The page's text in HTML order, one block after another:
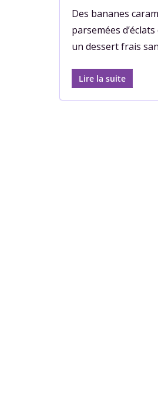
Des bananes
parsemées
un dessert frais
Lire la suite